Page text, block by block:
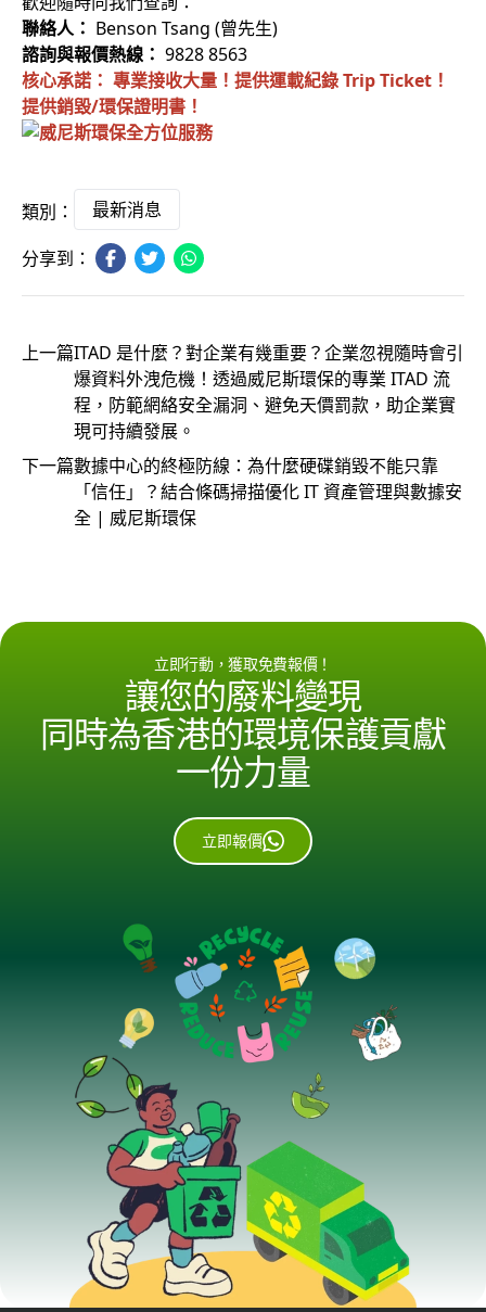
聯絡人： Benson Tsang (曾先生)
諮詢與報價熱線： 9828 8563
核心承諾： 專業接收大量！提供運載紀錄 Trip Ticket！
提供銷毀/環保證明書！
類別： 最新消息
分享到：
上一篇ITAD 是什麼？對企業有幾重要？企業忽視隨時會引
爆資料外洩危機！透過威尼斯環保的專業 ITAD 流
程，防範網絡安全漏洞、避免天價罰款，助企業實
現可持續發展。
下一篇數據中心的終極防線：為什麼硬碟銷毀不能只靠
「信任」？結合條碼掃描優化 IT 資產管理與數據安
全 | 威尼斯環保
立即行動，獲取免費報價！
讓您的廢料變現
同時為香港的環境保護貢獻
一份力量
立即報價